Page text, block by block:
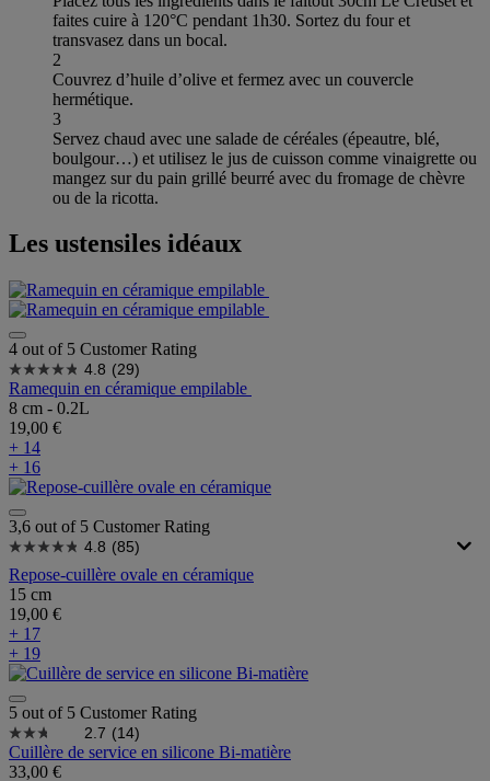
faites cuire à 120°C pendant 1h30. Sortez du four et
transvasez dans un bocal.
2
Couvrez d’huile d’olive et fermez avec un couvercle
hermétique.
3
Servez chaud avec une salade de céréales (épeautre, blé,
boulgour…) et utilisez le jus de cuisson comme vinaigrette ou
mangez sur du pain grillé beurré avec du fromage de chèvre
ou de la ricotta.
Les ustensiles idéaux
4 out of 5 Customer Rating
4.8 (29)
Ramequin en céramique empilable
8 cm - 0.2L
19,00 €
+ 14
+ 16
3,6 out of 5 Customer Rating
4.8 (85)
Repose-cuillère ovale en céramique
15 cm
19,00 €
+ 17
+ 19
5 out of 5 Customer Rating
2.7 (14)
Cuillère de service en silicone Bi-matière
33,00 €